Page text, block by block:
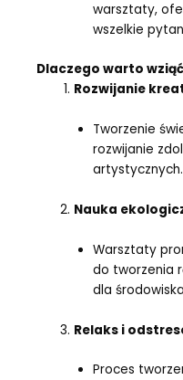
warsztaty,
wszelkie
Dlaczego warto
Rozwijanie
Tworzenie
rozwijanie
artystycznych.
Nauka
Warsztaty
do tworzenia
dla
Relaks i
Proces